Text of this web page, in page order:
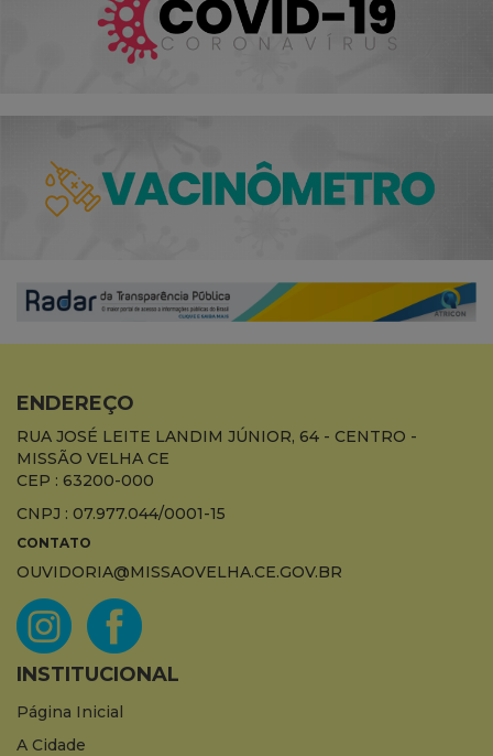
ENDEREÇO
RUA JOSÉ LEITE LANDIM JÚNIOR, 64 - CENTRO -
MISSÃO VELHA CE
CEP : 63200-000
CNPJ : 07.977.044/0001-15
CONTATO
OUVIDORIA@MISSAOVELHA.CE.GOV.BR
INSTITUCIONAL
Página Inicial
A Cidade